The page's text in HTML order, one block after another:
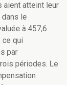
aient atteint leur
le
à 457,6
qui
par
périodes. Le